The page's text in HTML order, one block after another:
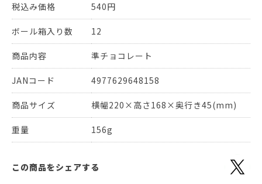
税込み価格 540円
ボール箱入り数 12
商品内容 準チョコレート
JANコード 4977629648158
商品サイズ 横幅220×高さ168×奥行き45(mm)
重量 156g
この商品をシェアする